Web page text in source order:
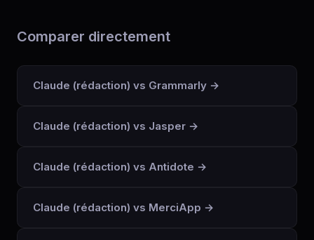
Comparer directement
Claude (rédaction) vs Grammarly →
Claude (rédaction) vs Jasper →
Claude (rédaction) vs Antidote →
Claude (rédaction) vs MerciApp →